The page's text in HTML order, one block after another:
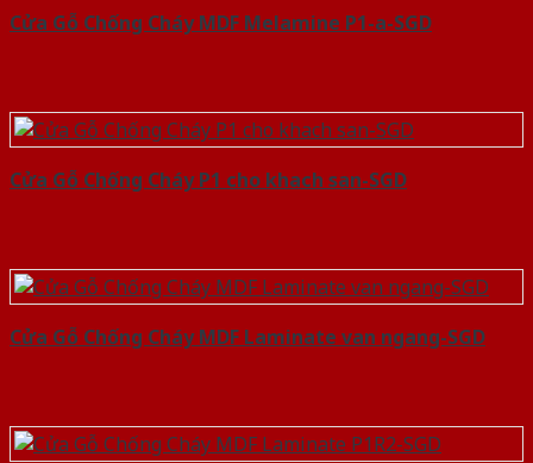
Cửa Gỗ Chống Cháy MDF Melamine P1-a-SGD
Cửa Gỗ Chống Cháy P1 cho khach san-SGD
Cửa Gỗ Chống Cháy MDF Laminate van ngang-SGD